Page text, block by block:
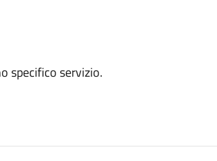
specifico servizio.